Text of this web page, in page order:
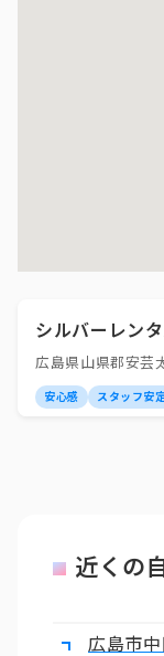
シルバーレン
広島県山県郡安芸
安心感 スタッフ安
近くの
広島市